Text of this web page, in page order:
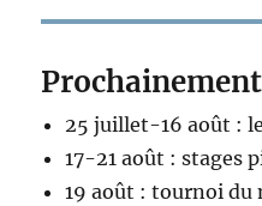
25 juillet-16 août :
17-21 août : stages
19 août : tournoi du